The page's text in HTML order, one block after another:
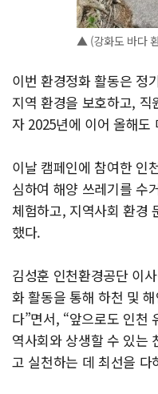
▲ (강화도 바다
이번 환경정화 활동은 정
지역 환경을 보호하고,
자 2025년에 이어 올해도
이날 캠페인에 참여한 인
심하여 해양 쓰레기를 수
체험하고, 지역사회 환경
했다.
김성훈 인천환경공단 이
화 활동을 통해 하천 및
다”면서, “앞으로도 인천
역사회와 상생할 수 있는
고 실천하는 데 최선을 다